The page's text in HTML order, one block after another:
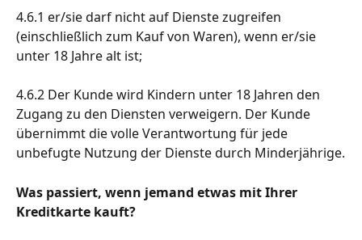
4.6.1 er/sie darf nicht auf Dienste zugreifen
(einschließlich zum Kauf von Waren), wenn er/sie
unter 18 Jahre alt ist;
4.6.2 Der Kunde wird Kindern unter 18 Jahren den
Zugang zu den Diensten verweigern. Der Kunde
übernimmt die volle Verantwortung für jede
unbefugte Nutzung der Dienste durch Minderjährige.
Was passiert, wenn jemand etwas mit Ihrer
Kreditkarte kauft?